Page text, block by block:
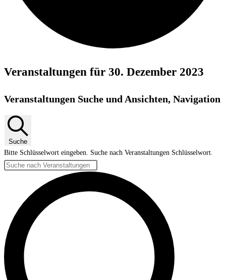
Veranstaltungen für 30. Dezember 2023
Veranstaltungen Suche und Ansichten, Navigation
Suche
Bitte Schlüsselwort eingeben. Suche nach Veranstaltungen Schlüsselwort.